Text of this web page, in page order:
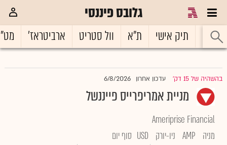
גלובס פיננסי
ראשי תיק אישי ת"א וול סטריט ארביטראז'
בהשהיה של 15 דק' עדכון אחרון 6/8/2026
מניית אמריפרייס פייננשל
Ameriprise Financial
מניה
AMP ניו-יורק USD סוף יום